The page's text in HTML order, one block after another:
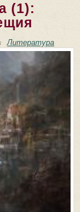
(1):
Литература